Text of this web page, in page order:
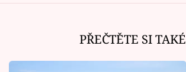
PŘEČTĚTE SI TAKÉ